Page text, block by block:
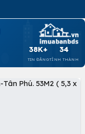
38K+
TIN ĐĂNG
34
TỈNH THÀNH